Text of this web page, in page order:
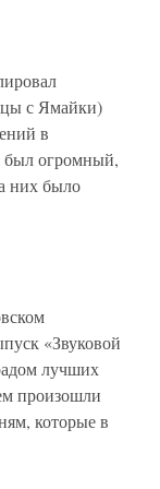
с Ямайки)
в
был огромный,
них было
«Звуковой
лучших
произошли
которые в